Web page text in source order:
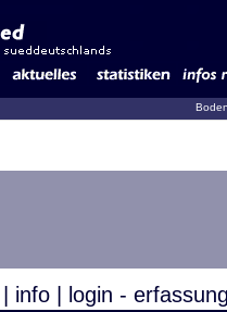
info login -